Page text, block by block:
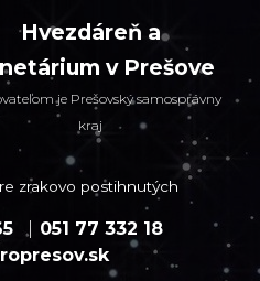
Hvezdáreň a
v Prešove
je Prešovský samosprávny
kraj
zrakovo postihnutých
051 77 332 18